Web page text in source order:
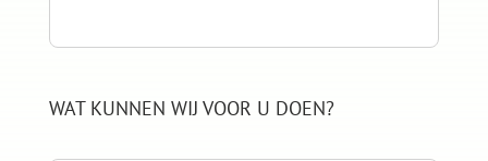
WAT KUNNEN WIJ VOOR U DOEN?